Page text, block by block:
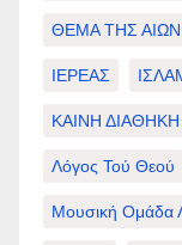
ΘΕΜΑ ΤΗΣ
ΙΕΡΕΑΣ
ΚΑΙΝΗ ΔΙΑΘΗΚΗ
Λόγος Τού Θεού
Μουσική Ομάδα